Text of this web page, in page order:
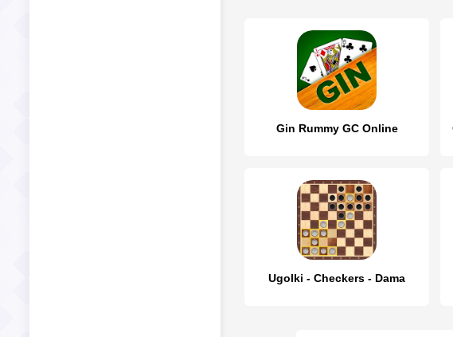
Gin Rummy GC Online
Ugolki - Checkers - Dama